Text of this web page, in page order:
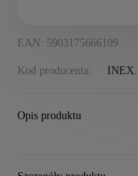
EAN: 5903175666109
Kod producenta:
Opis produktu